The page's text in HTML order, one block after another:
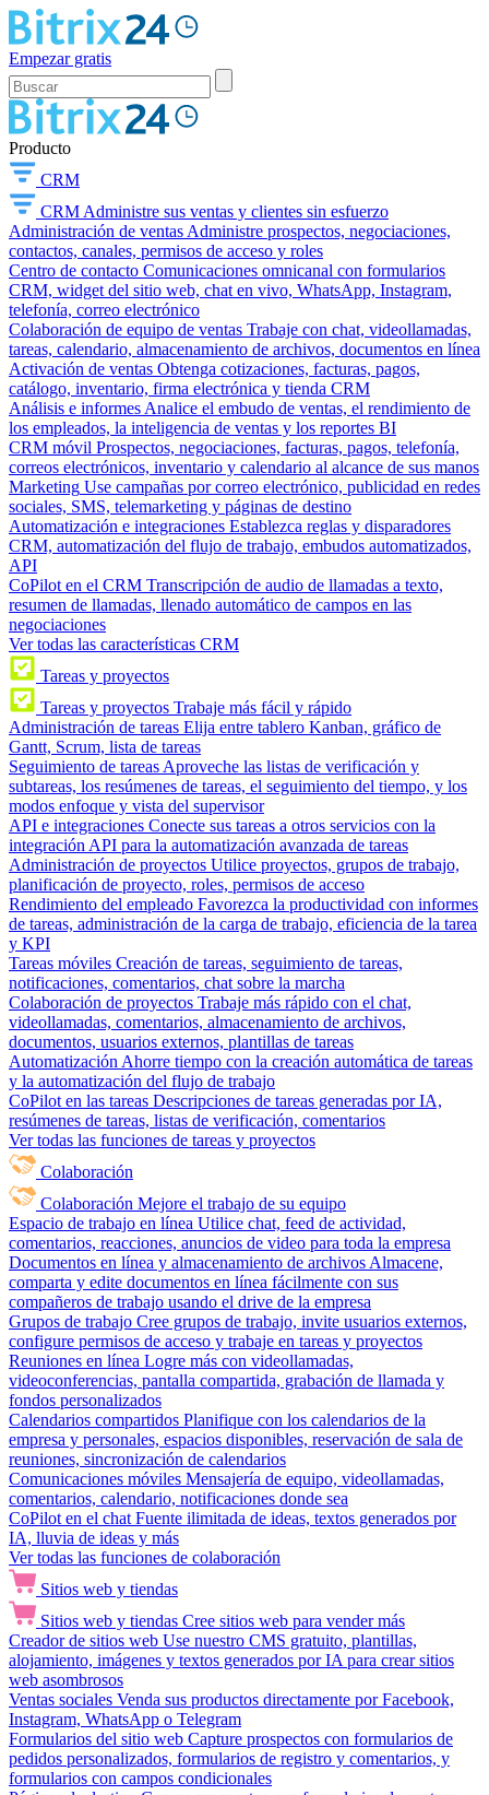
Empezar gratis
Producto
CRM
CRM Administre sus ventas y clientes sin esfuerzo
Administración de ventas Administre prospectos, negociaciones,
contactos, canales, permisos de acceso y roles
Centro de contacto Comunicaciones omnicanal con formularios
CRM, widget del sitio web, chat en vivo, WhatsApp, Instagram,
telefonía, correo electrónico
Colaboración de equipo de ventas Trabaje con chat, videollamadas,
tareas, calendario, almacenamiento de archivos, documentos en línea
Activación de ventas Obtenga cotizaciones, facturas, pagos,
catálogo, inventario, firma electrónica y tienda CRM
Análisis e informes Analice el embudo de ventas, el rendimiento de
los empleados, la inteligencia de ventas y los reportes BI
CRM móvil Prospectos, negociaciones, facturas, pagos, telefonía,
correos electrónicos, inventario y calendario al alcance de sus manos
Marketing Use campañas por correo electrónico, publicidad en redes
sociales, SMS, telemarketing y páginas de destino
Automatización e integraciones Establezca reglas y disparadores
CRM, automatización del flujo de trabajo, embudos automatizados,
API
CoPilot en el CRM Transcripción de audio de llamadas a texto,
resumen de llamadas, llenado automático de campos en las
negociaciones
Ver todas las características CRM
Tareas y proyectos
Tareas y proyectos Trabaje más fácil y rápido
Administración de tareas Elija entre tablero Kanban, gráfico de
Gantt, Scrum, lista de tareas
Seguimiento de tareas Aproveche las listas de verificación y
subtareas, los resúmenes de tareas, el seguimiento del tiempo, y los
modos enfoque y vista del supervisor
API e integraciones Conecte sus tareas a otros servicios con la
integración API para la automatización avanzada de tareas
Administración de proyectos Utilice proyectos, grupos de trabajo,
planificación de proyecto, roles, permisos de acceso
Rendimiento del empleado Favorezca la productividad con informes
de tareas, administración de la carga de trabajo, eficiencia de la tarea
y KPI
Tareas móviles Creación de tareas, seguimiento de tareas,
notificaciones, comentarios, chat sobre la marcha
Colaboración de proyectos Trabaje más rápido con el chat,
videollamadas, comentarios, almacenamiento de archivos,
documentos, usuarios externos, plantillas de tareas
Automatización Ahorre tiempo con la creación automática de tareas
y la automatización del flujo de trabajo
CoPilot en las tareas Descripciones de tareas generadas por IA,
resúmenes de tareas, listas de verificación, comentarios
Ver todas las funciones de tareas y proyectos
Colaboración
Colaboración Mejore el trabajo de su equipo
Espacio de trabajo en línea Utilice chat, feed de actividad,
comentarios, reacciones, anuncios de video para toda la empresa
Documentos en línea y almacenamiento de archivos Almacene,
comparta y edite documentos en línea fácilmente con sus
compañeros de trabajo usando el drive de la empresa
Grupos de trabajo Cree grupos de trabajo, invite usuarios externos,
configure permisos de acceso y trabaje en tareas y proyectos
Reuniones en línea Logre más con videollamadas,
videoconferencias, pantalla compartida, grabación de llamada y
fondos personalizados
Calendarios compartidos Planifique con los calendarios de la
empresa y personales, espacios disponibles, reservación de sala de
reuniones, sincronización de calendarios
Comunicaciones móviles Mensajería de equipo, videollamadas,
comentarios, calendario, notificaciones donde sea
CoPilot en el chat Fuente ilimitada de ideas, textos generados por
IA, lluvia de ideas y más
Ver todas las funciones de colaboración
Sitios web y tiendas
Sitios web y tiendas Cree sitios web para vender más
Creador de sitios web Use nuestro CMS gratuito, plantillas,
alojamiento, imágenes y textos generados por IA para crear sitios
web asombrosos
Ventas sociales Venda sus productos directamente por Facebook,
Instagram, WhatsApp o Telegram
Formularios del sitio web Capture prospectos con formularios de
pedidos personalizados, formularios de registro y comentarios, y
formularios con campos condicionales